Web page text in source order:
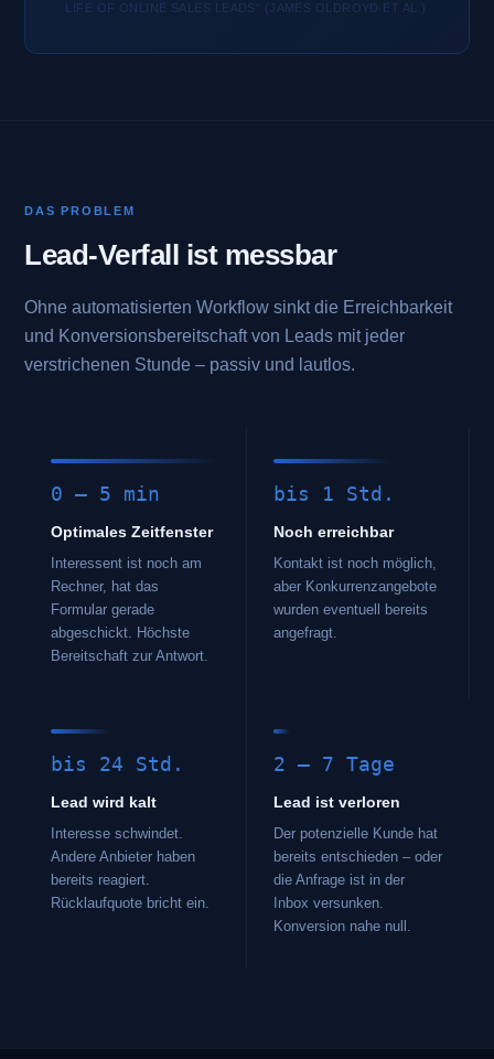
LIFE OF ONLINE SALES LEADS" (JAMES OLDROYD ET AL.)
DAS PROBLEM
Lead-Verfall ist messbar
Ohne automatisierten Workflow sinkt die Erreichbarkeit
und Konversionsbereitschaft von Leads mit jeder
verstrichenen Stunde – passiv und lautlos.
0 – 5 min
Optimales Zeitfenster
Interessent ist noch am
Rechner, hat das
Formular gerade
abgeschickt. Höchste
Bereitschaft zur Antwort.
bis 1 Std.
Noch erreichbar
Kontakt ist noch möglich,
aber Konkurrenzangebote
wurden eventuell bereits
angefragt.
bis 24 Std.
Lead wird kalt
Interesse schwindet.
Andere Anbieter haben
bereits reagiert.
Rücklaufquote bricht ein.
2 – 7 Tage
Lead ist verloren
Der potenzielle Kunde hat
bereits entschieden – oder
die Anfrage ist in der
Inbox versunken.
Konversion nahe null.